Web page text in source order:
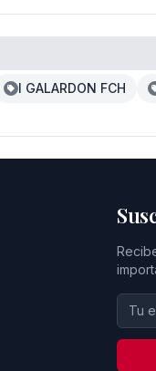
I GALARDON FCH